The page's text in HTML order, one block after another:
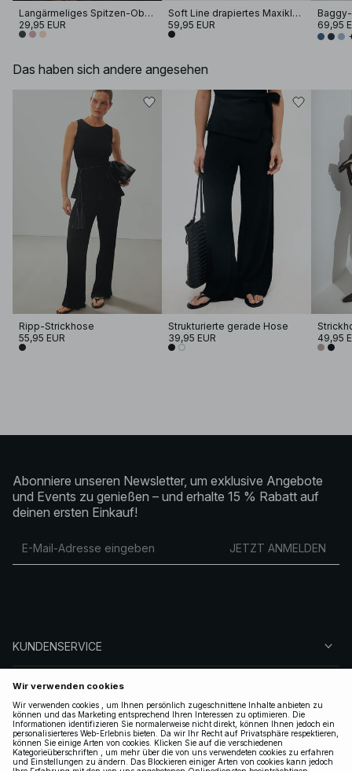
Langärmeliges Spitzen-Oberteil
29,95 EUR
Soft Line drapiertes Maxikleid
59,95 EUR
69,95
Das haben sich andere angesehen
Ripp-Strickhose
55,95 EUR
Strukturierte gerade Hose
39,95 EUR
49,95
Abonniere unseren Newsletter, um exklusive Angebote
und Events zu genießen – und erhalte 15 % Rabatt auf
deinen ersten Einkauf!
JETZT ANMELDEN
KUNDENSERVICE
ÜBER NA-KD
FOLGEN SIE UNS
LEGAL